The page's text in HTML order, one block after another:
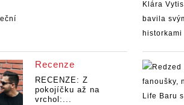
Recenze
RECENZE: Z
pokojíčku až na
vrchol:...